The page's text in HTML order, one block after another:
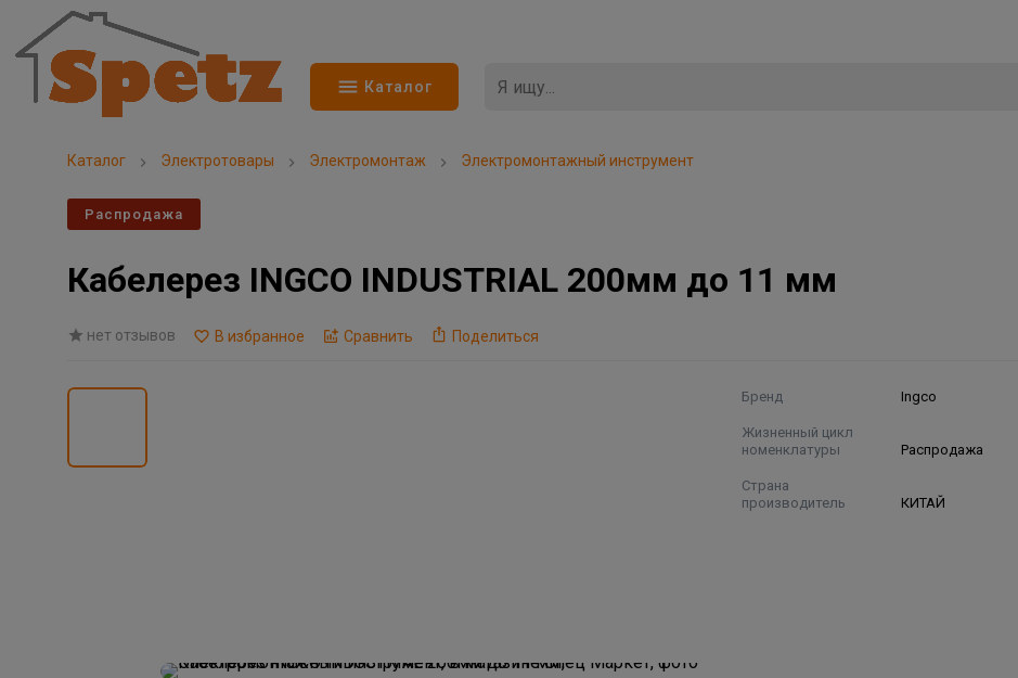
Каталог
Каталог Электротовары Электромонтаж Электромонтажный инструмент
Распродажа
Кабелерез INGCO INDUSTRIAL 200мм до 11 мм
нет отзывов В избранное Сравнить Поделиться
Бренд Ingco
Жизненный цикл
номенклатуры
Распродажа
Страна
производитель
КИТАЙ